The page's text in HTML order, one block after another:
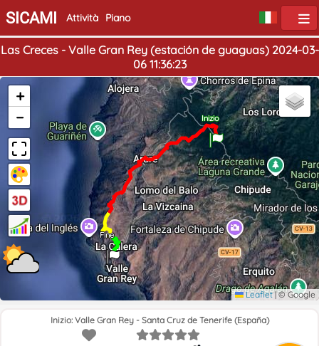
SICAMI Attività Piano
Las Creces - Valle Gran Rey (estación de guaguas) 2024-03-
06 11:36:23
Inizio
Fine
+
−
Leaflet |© Google
Inizio: Valle Gran Rey - Santa Cruz de Tenerife (España)